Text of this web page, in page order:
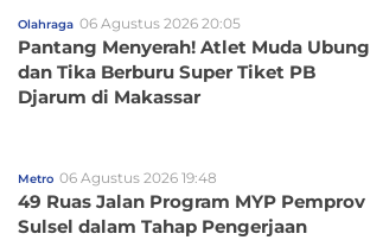
Olahraga 06 Agustus 2026 20:05
Pantang Menyerah! Atlet Muda Ubung
dan Tika Berburu Super Tiket PB
Djarum di Makassar
Metro 06 Agustus 2026 19:48
49 Ruas Jalan Program MYP Pemprov
Sulsel dalam Tahap Pengerjaan